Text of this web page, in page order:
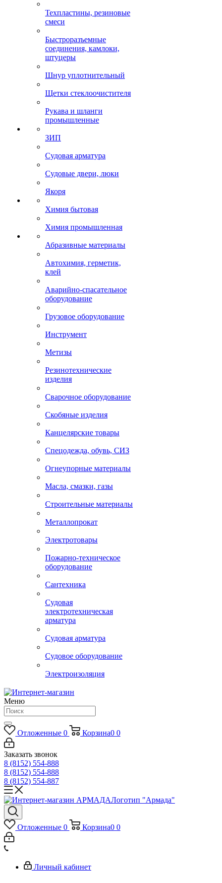
Техпластины, резиновые
смеси
Быстроразъемные
соединения, камлоки,
штуцеры
Шнур уплотнительный
Щетки стеклоочистителя
Рукава и шланги
промышленные
ЗИП
Судовая арматура
Судовые двери, люки
Якоря
Химия бытовая
Химия промышленная
Абразивные материалы
Автохимия, герметик,
клей
Аварийно-спасательное
оборудование
Грузовое оборудование
Инструмент
Метизы
Резинотехнические
изделия
Сварочное оборудование
Скобяные изделия
Канцелярские товары
Спецодежда, обувь, СИЗ
Огнеупорные материалы
Масла, смазки, газы
Строительные материалы
Металлопрокат
Электротовары
Пожарно-техническое
оборудование
Сантехника
Судовая
электротехническая
арматура
Судовая арматура
Судовое оборудование
Электроизоляция
Меню
Отложенные 0 Корзина0 0
Заказать звонок
8 (8152) 554-888
8 (8152) 554-888
8 (8152) 554-887
Логотип "Армада"
Отложенные 0 Корзина0 0
Личный кабинет